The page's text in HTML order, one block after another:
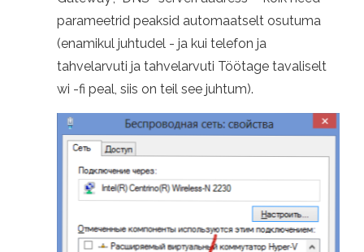
parameetrid peaksid automaatselt osutuma
(enamikul juhtudel - ja kui telefon ja
tahvelarvuti ja tahvelarvuti Töötage tavaliselt
wi -fi peal, siis on teil see juhtum).